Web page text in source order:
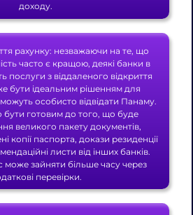
доходу.
рахунку: незважаючи на те, що
часто є кращою, деякі банки в
послуги з віддаленого відкриття
бути ідеальним рішенням для
можуть особисто відвідати Панаму.
бути готовим до того, що буде
великого пакету документів,
копії паспорта, докази резиденції
листи від інших банків.
може зайняти більше часу через
перевірки.